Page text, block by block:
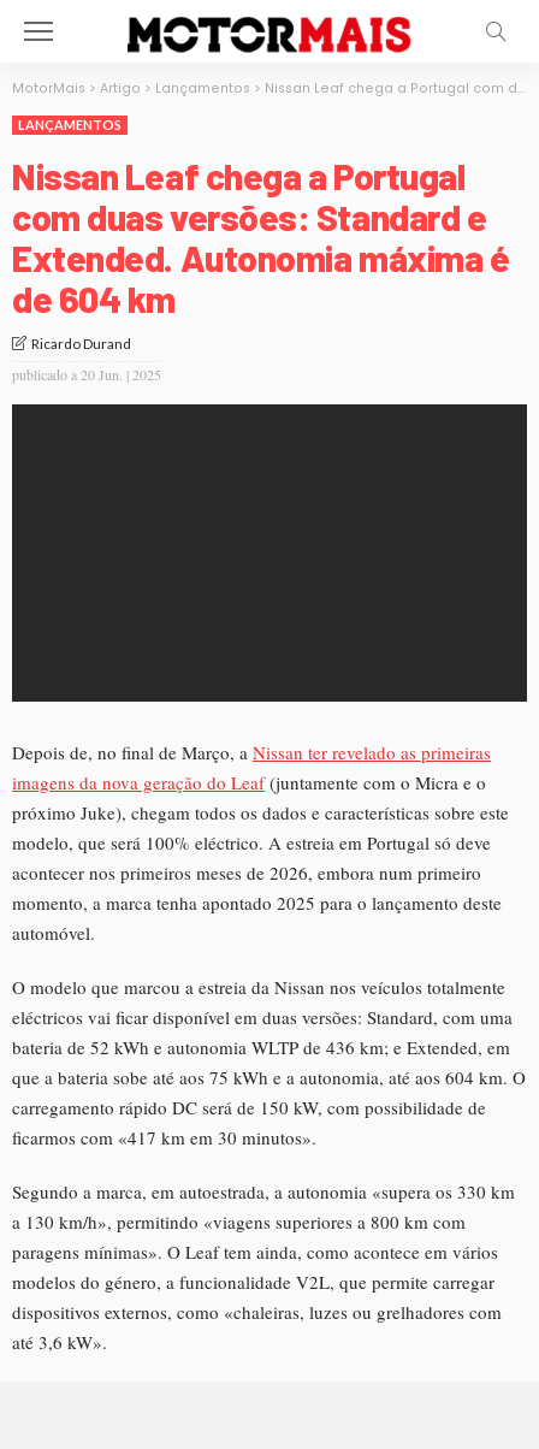
MotorMais > Artigo > Lançamentos > Nissan Leaf chega a Portugal com duas versões: Standard e Extended. Autonomia máxima é de 604 km
LANÇAMENTOS
Nissan Leaf chega a Portugal
com duas versões: Standard e
Extended. Autonomia máxima é
de 604 km
Ricardo Durand
publicado a20 Jun. | 2025
Depois de, no final de Março, a Nissan ter revelado as primeiras
imagens da nova geração do Leaf(juntamente com o Micra e o
próximo Juke), chegam todos os dados e características sobre este
modelo, que será 100% eléctrico. A estreia em Portugal só deve
acontecer nos primeiros meses de 2026, embora num primeiro
momento, a marca tenha apontado 2025 para o lançamento deste
automóvel.
O modelo que marcou a estreia da Nissan nos veículos totalmente
eléctricos vai ficar disponível em duas versões: Standard, com uma
bateria de 52 kWh e autonomia WLTP de 436 km; e Extended, em
que a bateria sobe até aos 75 kWh e a autonomia, até aos 604 km. O
carregamento rápido DC será de 150 kW, com possibilidade de
ficarmos com «417 km em 30 minutos».
Segundo a marca, em autoestrada, a autonomia «supera os 330 km
a 130 km/h», permitindo «viagens superiores a 800 km com
paragens mínimas». O Leaf tem ainda, como acontece em vários
modelos do género, a funcionalidade V2L, que permite carregar
dispositivos externos, como «chaleiras, luzes ou grelhadores com
até 3,6 kW».